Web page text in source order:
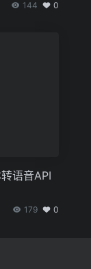
144 0
语音API
179 0